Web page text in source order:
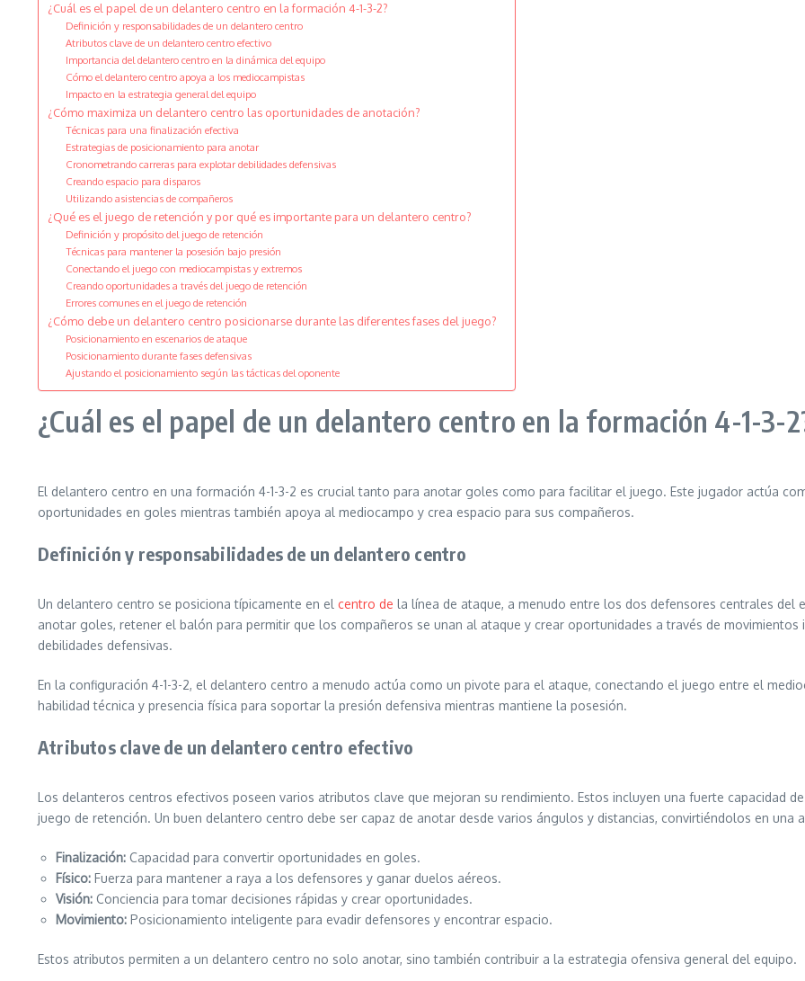
¿Cuál es el papel de un delantero centro en la formación 4-1-3-2?
Definición y responsabilidades de un delantero centro
Atributos clave de un delantero centro efectivo
Importancia del delantero centro en la dinámica del equipo
Cómo el delantero centro apoya a los mediocampistas
Impacto en la estrategia general del equipo
¿Cómo maximiza un delantero centro las oportunidades de anotación?
Técnicas para una finalización efectiva
Estrategias de posicionamiento para anotar
Cronometrando carreras para explotar debilidades defensivas
Creando espacio para disparos
Utilizando asistencias de compañeros
¿Qué es el juego de retención y por qué es importante para un delantero centro?
Definición y propósito del juego de retención
Técnicas para mantener la posesión bajo presión
Conectando el juego con mediocampistas y extremos
Creando oportunidades a través del juego de retención
Errores comunes en el juego de retención
¿Cómo debe un delantero centro posicionarse durante las diferentes fases del juego?
Posicionamiento en escenarios de ataque
Posicionamiento durante fases defensivas
Ajustando el posicionamiento según las tácticas del oponente
¿Cuál es el papel de un delantero centro en la formación 4-1-3-
El delantero centro en una formación 4-1-3-2 es crucial tanto para anotar goles como para facilitar el juego. Este jugador actúa
oportunidades en goles mientras también apoya al mediocampo y crea espacio para sus compañeros.
Definición y responsabilidades de un delantero centro
Un delantero centro se posiciona típicamente en el centro de la línea de ataque, a menudo entre los dos defensores centrales del
anotar goles, retener el balón para permitir que los compañeros se unan al ataque y crear oportunidades a través de
debilidades defensivas.
En la configuración 4-1-3-2, el delantero centro a menudo actúa como un pivote para el ataque, conectando el juego entre el
habilidad técnica y presencia física para soportar la presión defensiva mientras mantiene la posesión.
Atributos clave de un delantero centro efectivo
Los delanteros centros efectivos poseen varios atributos clave que mejoran su rendimiento. Estos incluyen una fuerte capacidad
juego de retención. Un buen delantero centro debe ser capaz de anotar desde varios ángulos y distancias, convirtiéndolos en una
Finalización: Capacidad para convertir oportunidades en goles.
Físico: Fuerza para mantener a raya a los defensores y ganar duelos aéreos.
Visión: Conciencia para tomar decisiones rápidas y crear oportunidades.
Movimiento: Posicionamiento inteligente para evadir defensores y encontrar espacio.
Estos atributos permiten a un delantero centro no solo anotar, sino también contribuir a la estrategia ofensiva general del equipo.